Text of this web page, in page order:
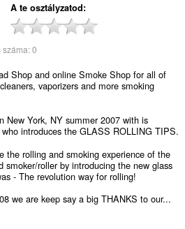
A te osztályzatod
száma:0
Shop and online Smoke Shop for all of
vaporizers and more smoking
New York, NY summer 2007 with is
introduces the GLASS ROLLING TIPS.
the rolling and smoking experience of the
smoker/roller by introducing the new glass
- The revolution way for rolling!
we are keep say a big THANKS to our...